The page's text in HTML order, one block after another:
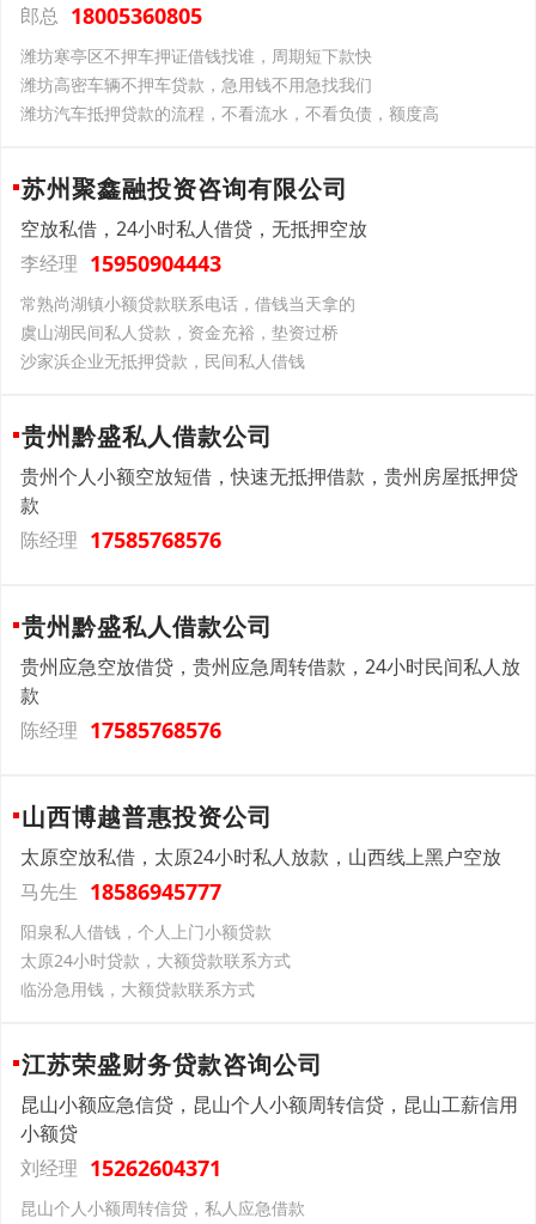
郎总 18005360805
潍坊寒亭区不押车押证借钱找谁，周期短下款快
潍坊高密车辆不押车贷款，急用钱不用急找我们
潍坊汽车抵押贷款的流程，不看流水，不看负债，额度高
苏州聚鑫融投资咨询有限公司
空放私借，24小时私人借贷，无抵押空放
李经理 15950904443
常熟尚湖镇小额贷款联系电话，借钱当天拿的
虞山湖民间私人贷款，资金充裕，垫资过桥
沙家浜企业无抵押贷款，民间私人借钱
贵州黔盛私人借款公司
贵州个人小额空放短借，快速无抵押借款，贵州房屋抵押贷
款
陈经理 17585768576
贵州黔盛私人借款公司
贵州应急空放借贷，贵州应急周转借款，24小时民间私人放
款
陈经理 17585768576
山西博越普惠投资公司
太原空放私借，太原24小时私人放款，山西线上黑户空放
马先生 18586945777
阳泉私人借钱，个人上门小额贷款
太原24小时贷款，大额贷款联系方式
临汾急用钱，大额贷款联系方式
江苏荣盛财务贷款咨询公司
昆山小额应急信贷，昆山个人小额周转信贷，昆山工薪信用
小额贷
刘经理 15262604371
昆山个人小额周转信贷，私人应急借款